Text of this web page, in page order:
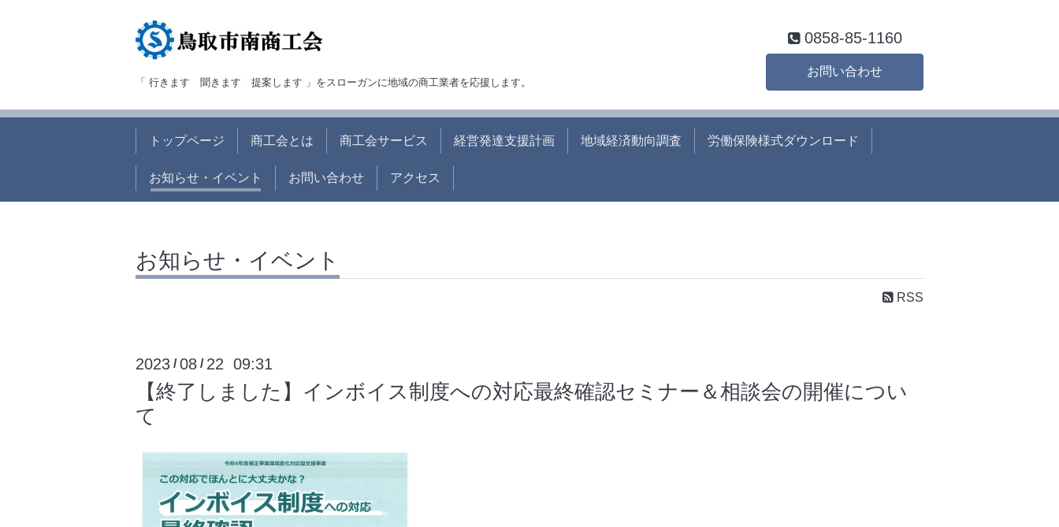
「 行きます 聞きます 提案します 」をスローガンに地域の商工業者を応援します。
0858-85-1160
お問い合わせ
トップページ 商工会とは 商工会サービス 経営発達支援計画 地域経済動向調査 労働保険様式ダウンロード
お知らせ・イベント お問い合わせ アクセス
お知らせ・イベント
RSS
2023 /08 / 22 09:31
【終了しました】インボイス制度への対応最終確認セミナー＆相談会の開催につい
て